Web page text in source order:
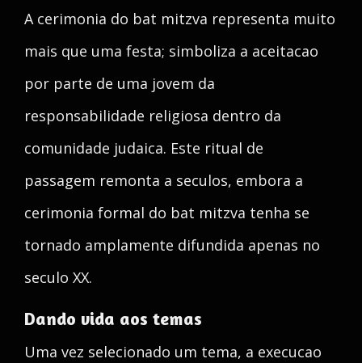
A cerimonia do bat mitzva representa muito
mais que uma festa; simboliza a aceitacao
por parte de uma jovem da
responsabilidade religiosa dentro da
comunidade judaica. Este ritual de
passagem remonta a seculos, embora a
cerimonia formal do bat mitzva tenha se
tornado amplamente difundida apenas no
seculo XX.
Dando vida aos temas
Uma vez selecionado um tema, a execucao